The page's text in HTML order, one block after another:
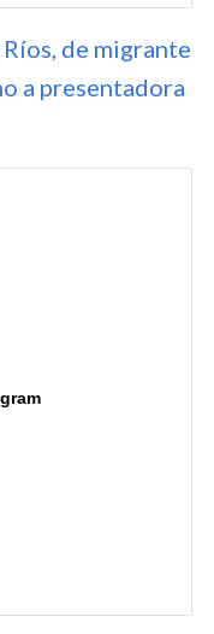
de migrante
a presentadora